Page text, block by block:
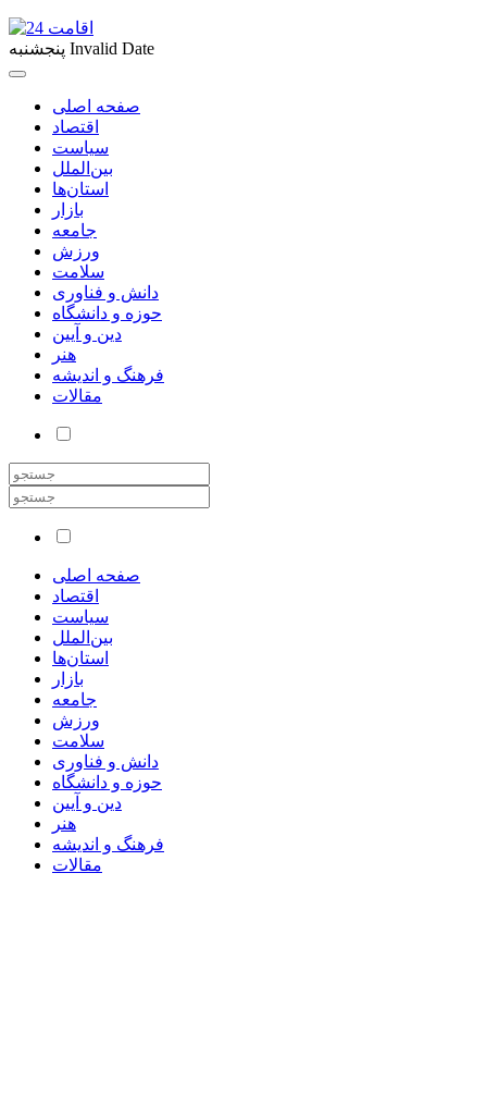
پنجشنبه Invalid Date
صفحه اصلی
اقتصاد
سیاست
بین‌الملل
استان‌ها
بازار
جامعه
ورزش
سلامت
دانش و فناوری
حوزه و دانشگاه
دین و آیین
هنر
فرهنگ و اندیشه
مقالات
صفحه اصلی
اقتصاد
سیاست
بین‌الملل
استان‌ها
بازار
جامعه
ورزش
سلامت
دانش و فناوری
حوزه و دانشگاه
دین و آیین
هنر
فرهنگ و اندیشه
مقالات